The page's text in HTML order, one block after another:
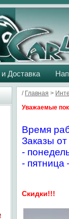
Доставка
/ Главная >
Уважаемые
Время
Заказы
-
- пятница
Скидки!!!